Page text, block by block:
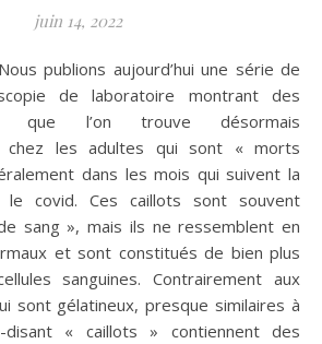
juin 14, 2022
de laboratoire montrant des
que l’on trouve désormais
chez les adultes qui sont « morts
dans les mois qui suivent la
le covid. Ces caillots sont souvent
sang », mais ils ne ressemblent en
et sont constitués de bien plus
sanguines. Contrairement aux
sont gélatineux, presque similaires à
« caillots » contiennent des